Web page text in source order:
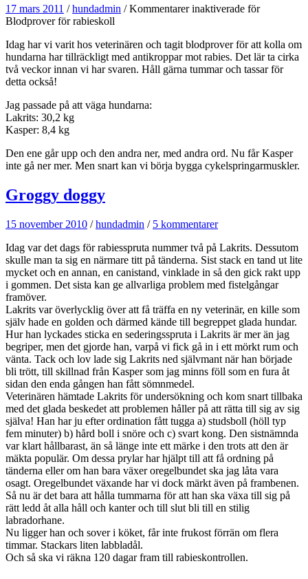
17 mars 2011 /hundadmin /Kommentarer inaktiverade för
Blodprover för rabieskoll
Idag har vi varit hos veterinären och tagit blodprover för att kolla om
hundarna har tillräckligt med antikroppar mot rabies. Det lär ta cirka
två veckor innan vi har svaren. Håll gärna tummar och tassar för
detta också!
Jag passade på att väga hundarna:
Lakrits: 30,2 kg
Kasper: 8,4 kg
Den ene går upp och den andra ner, med andra ord. Nu får Kasper
inte gå ner mer. Men snart kan vi börja bygga cykelspringarmuskler.
Groggy doggy
15 november 2010 /hundadmin / 5 kommentarer
Idag var det dags för rabiesspruta nummer två på Lakrits. Dessutom
skulle man ta sig en närmare titt på tänderna. Sist stack en tand ut lite
mycket och en annan, en canistand, vinklade in så den gick rakt upp
i gommen. Det sista kan ge allvarliga problem med fistelgångar
framöver.
Lakrits var överlycklig över att få träffa en ny veterinär, en kille som
själv hade en golden och därmed kände till begreppet glada hundar.
Hur han lyckades sticka en sederingsspruta i Lakrits är mer än jag
begriper, men det gjorde han, varpå vi fick gå in i ett mörkt rum och
vänta. Tack och lov lade sig Lakrits ned självmant när han började
bli trött, till skillnad från Kasper som jag minns föll som en fura åt
sidan den enda gången han fått sömnmedel.
Veterinären hämtade Lakrits för undersökning och kom snart tillbaka
med det glada beskedet att problemen håller på att rätta till sig av sig
själva! Han har ju efter ordination fått tugga a) studsboll (höll typ
fem minuter) b) hård boll i snöre och c) svart kong. Den sistnämnda
var klart hållbarast, än så länge inte ett märke i den trots att den är
mäkta populär. Om dessa prylar har hjälpt till att få ordning på
tänderna eller om han bara växer oregelbundet ska jag låta vara
osagt. Oregelbundet växande har vi dock märkt även på frambenen.
Så nu är det bara att hålla tummarna för att han ska växa till sig på
rätt ledd åt alla håll och kanter och till slut bli till en stilig
labradorhane.
Nu ligger han och sover i köket, får inte frukost förrän om flera
timmar. Stackars liten labbladål.
Och så ska vi räkna 120 dagar fram till rabieskontrollen.